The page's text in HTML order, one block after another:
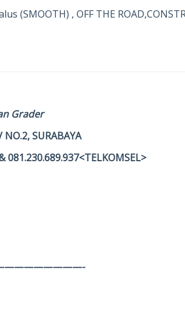
(SMOOTH) , OFF THE
Grader
SURABAYA
081.230.689.937<TELKOMSEL>